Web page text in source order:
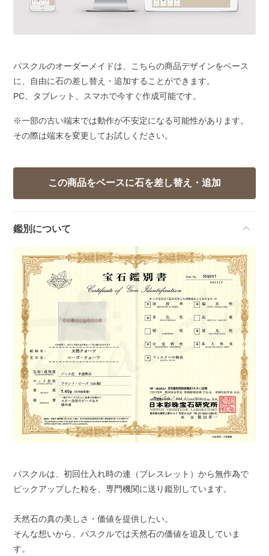
パスクルのオーダーメイドは、こちらの商品デザインをベース
に、自由に石の差し替え・追加することができます。
PC、タブレット、スマホで今すぐ作成可能です。
※一部の古い端末では動作が不安定になる可能性があります。
その際は端末を変更してお試しください。
鑑別について
パスクルは、初回仕入れ時の連（ブレスレット）から無作為で
ピックアップした粒を、専門機関に送り鑑別しています。
天然石の真の美しさ・価値を提供したい。
そんな想いから、パスクルでは天然石の価値を追及していま
す。